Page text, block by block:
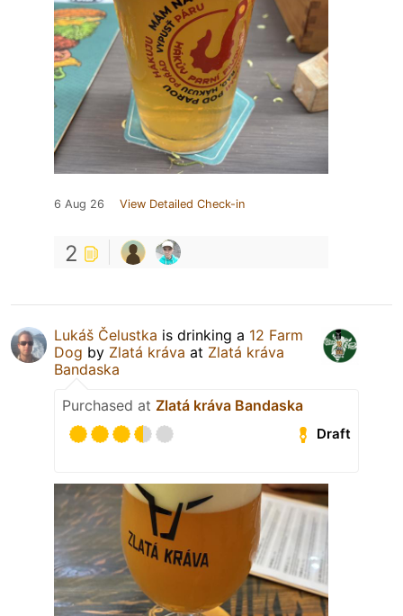
6 Aug 26 View Detailed Check-in
2
Lukáš Čelustka is drinking a 12 Farm
Dog by Zlatá kráva at Zlatá kráva
Bandaska
Purchased at Zlatá kráva Bandaska
Draft